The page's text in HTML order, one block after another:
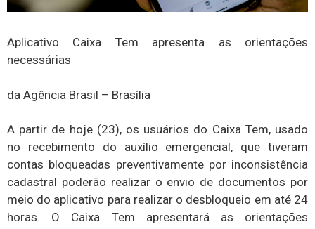
Aplicativo Caixa Tem apresenta as orientações
necessárias
da Agência Brasil – Brasília
A partir de hoje (23), os usuários do Caixa Tem, usado
no recebimento do auxílio emergencial, que tiveram
contas bloqueadas preventivamente por inconsistência
cadastral poderão realizar o envio de documentos por
meio do aplicativo para realizar o desbloqueio em até 24
horas. O Caixa Tem apresentará as orientações